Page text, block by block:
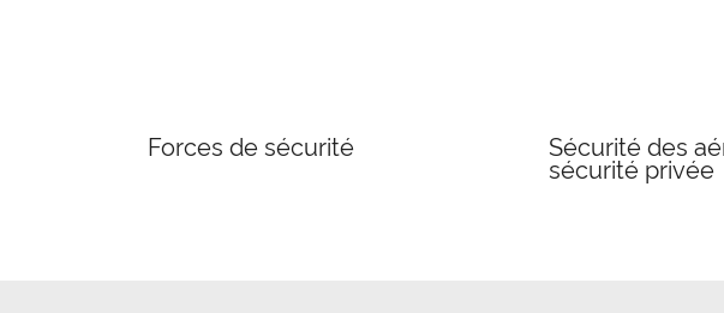
Forces de sécurité Sécurité des
sécurité privée